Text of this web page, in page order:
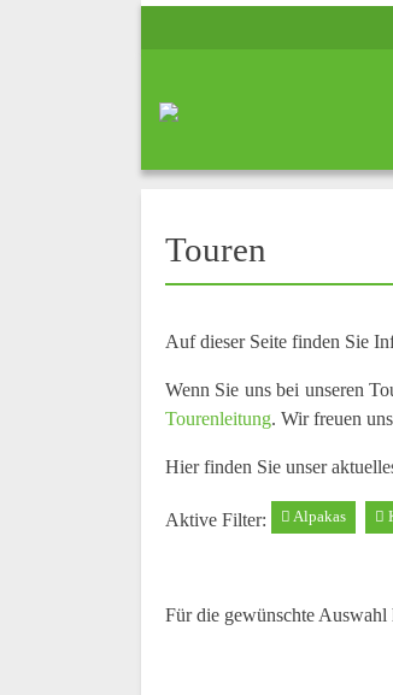
Touren
Auf dieser Seite finden Sie
Wenn Sie uns bei unseren
Tourenleitung. Wir freuen
Hier finden Sie unser
Aktive Filter: Alpakas
Für die gewünschte